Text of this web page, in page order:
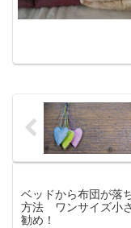
ベッドから布団が落
方法 ワンサイズ小
勧め！